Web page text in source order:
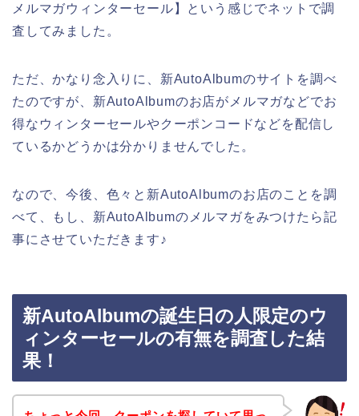
メルマガウィンターセール】という感じでネットで調
査してみました。
ただ、かなり念入りに、新AutoAlbumのサイトを調べ
たのですが、新AutoAlbumのお店がメルマガなどでお
得なウィンターセールやクーポンコードなどを配信し
ているかどうかは分かりませんでした。
なので、今後、色々と新AutoAlbumのお店のことを調
べて、もし、新AutoAlbumのメルマガをみつけたら記
事にさせていただきます♪
新AutoAlbumの誕生日の人限定のウ
ィンターセールの有無を調査した結
果！